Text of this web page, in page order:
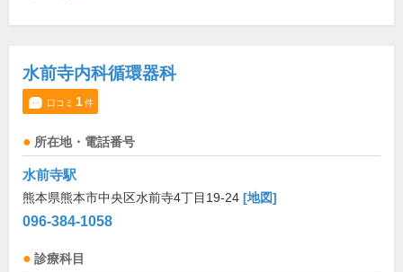
水前寺内科循環器科
口コミ 1件
所在地・電話番号
水前寺駅
熊本県熊本市中央区水前寺4丁目19-24 [地図]
096-384-1058
診療科目